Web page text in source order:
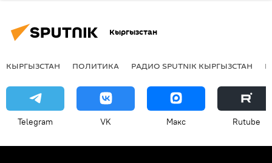
Кыргызстан
КЫРГЫЗСТАН ПОЛИТИКА РАДИО SPUTNIK КЫРГЫЗСТАН
Telegram VK Макс Rutube